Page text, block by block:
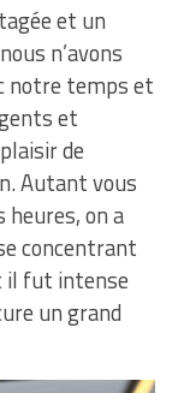
et un
n’avons
notre temps et
et
de
Autant vous
heures, on a
concentrant
il fut intense
un grand